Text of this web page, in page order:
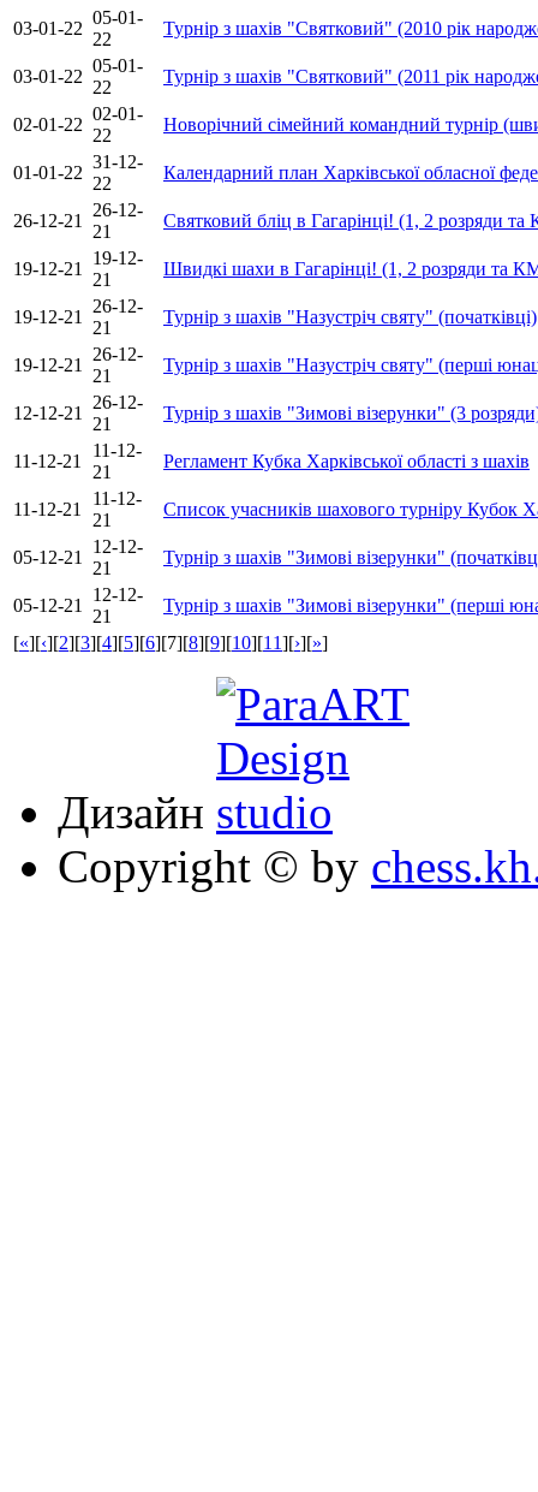
03-01-22
05-01-
22
Турнір з шахів "Святковий" (2010 рік
03-01-22
05-01-
22
Турнір з шахів "Святковий" (2011 рік
02-01-22
02-01-
22
Новорічний сімейний командний турнір
01-01-22
31-12-
22
Календарний план Харківської обласної
26-12-21
26-12-
21
Святковий бліц в Гагарінці! (1, 2 розряди
19-12-21
19-12-
21
Швидкі шахи в Гагарінці! (1, 2 розряди та
19-12-21
26-12-
21
Турнір з шахів "Назустріч святу" (початківці)
19-12-21
26-12-
21
Турнір з шахів "Назустріч святу" (перші
12-12-21
26-12-
21
Турнір з шахів "Зимові візерунки" (3
11-12-21
11-12-
21
Регламент Кубка Харківської області з шахів
11-12-21
11-12-
21
Список учасників шахового турніру Кубок
05-12-21
12-12-
21
Турнір з шахів "Зимові візерунки"
05-12-21
12-12-
21
Турнір з шахів "Зимові візерунки" (перші
[«][‹][2][3][4][5][6][7][8][9][10][11][›][»]
Дизайн
Copyright © by